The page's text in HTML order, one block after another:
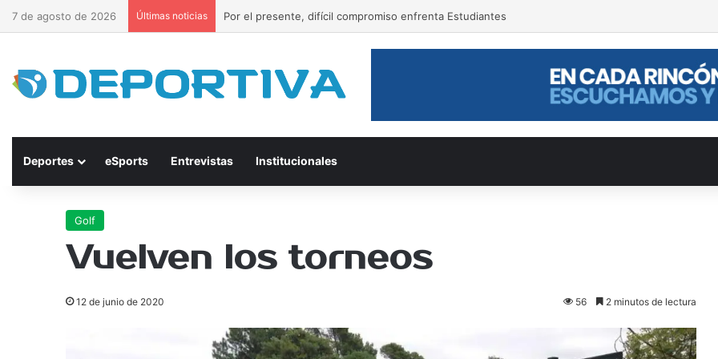
7 de agosto de 2026 Últimas noticias Por el presente, difícil compromiso enfrenta Estudiantes
Deportes eSports Entrevistas Institucionales
Golf
Vuelven los torneos
12 de junio de 2020 56 2 minutos de lectura